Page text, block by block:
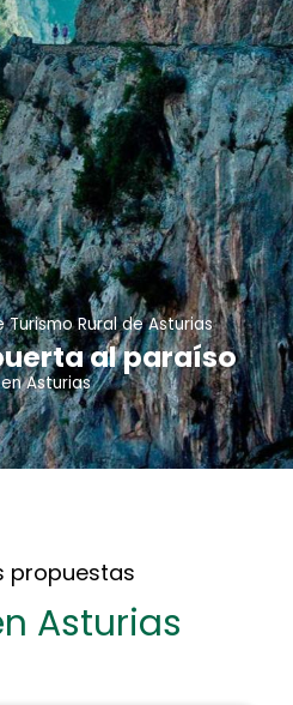
Rural de Asturias
al paraíso
Asturias
propuestas
Asturias